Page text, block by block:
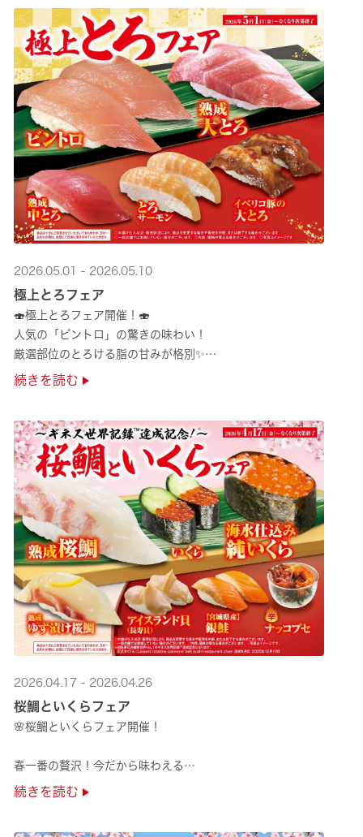
2026.05.01 - 2026.05.10
極上とろフェア
🍣極上とろフェア開催！🍣
人気の「ビントロ」の驚きの味わい！
厳選部位のとろける脂の甘みが格別✨
極上の味覚を是非くら寿司でご堪能ください♪
続きを読む
2026.04.17 - 2026.04.26
桜鯛といくらフェア
🌸桜鯛といくらフェア開催！
春一番の贅沢！今だから味わえる
旬の旨さの熟成🌸桜鯛と
続きを読む